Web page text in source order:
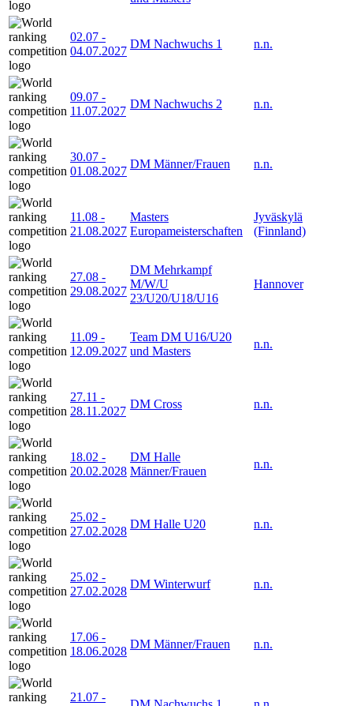
02.07 -
04.07.2027
DM Nachwuchs 1 n.n.
09.07 -
11.07.2027
DM Nachwuchs 2 n.n.
30.07 -
01.08.2027
DM Männer/Frauen n.n.
11.08 -
21.08.2027
Masters
Europameisterschaften
Jyväskylä
(Finnland)
27.08 -
29.08.2027
DM Mehrkampf
M/W/U
23/U20/U18/U16
Hannover
11.09 -
12.09.2027
Team DM U16/U20
und Masters
n.n.
27.11 -
28.11.2027
DM Cross n.n.
18.02 -
20.02.2028
DM Halle
Männer/Frauen
n.n.
25.02 -
27.02.2028
DM Halle U20 n.n.
25.02 -
27.02.2028
DM Winterwurf n.n.
17.06 -
18.06.2028
DM Männer/Frauen n.n.
21.07 -